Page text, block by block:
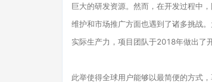
巨大的研发资源。然而，在开发过程中
维护和市场推广方面也遇到了诸多挑战
实际生产力，项目团队于2018年做出了
此举使得全球用户能够以最简便的方式